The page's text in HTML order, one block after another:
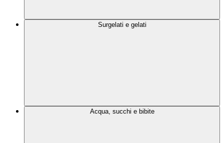
Surgelati e gelati
Acqua, succhi e bibite